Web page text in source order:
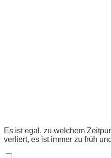
Es ist egal, zu welchem
verliert, es ist immer zu früh